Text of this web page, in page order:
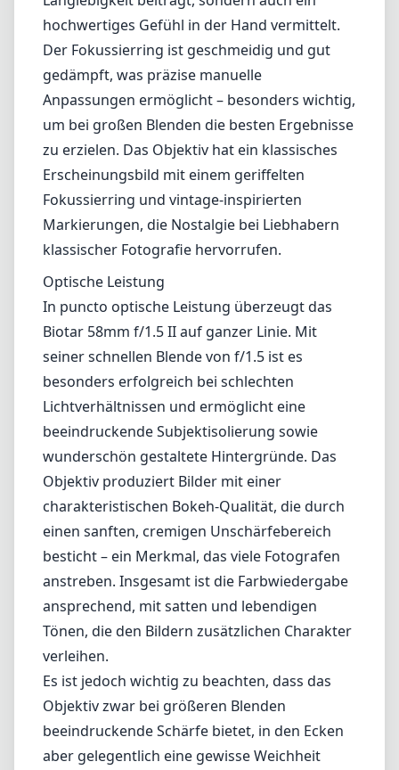
hochwertiges Gefühl in der Hand vermittelt.
Der Fokussierring ist geschmeidig und gut
gedämpft, was präzise manuelle
Anpassungen ermöglicht – besonders wichtig,
um bei großen Blenden die besten Ergebnisse
zu erzielen. Das Objektiv hat ein klassisches
Erscheinungsbild mit einem geriffelten
Fokussierring und vintage-inspirierten
Markierungen, die Nostalgie bei Liebhabern
klassischer Fotografie hervorrufen.
Optische Leistung
In puncto optische Leistung überzeugt das
Biotar 58mm f/1.5 II auf ganzer Linie. Mit
seiner schnellen Blende von f/1.5 ist es
besonders erfolgreich bei schlechten
Lichtverhältnissen und ermöglicht eine
beeindruckende Subjektisolierung sowie
wunderschön gestaltete Hintergründe. Das
Objektiv produziert Bilder mit einer
charakteristischen Bokeh-Qualität, die durch
einen sanften, cremigen Unschärfebereich
besticht – ein Merkmal, das viele Fotografen
anstreben. Insgesamt ist die Farbwiedergabe
ansprechend, mit satten und lebendigen
Tönen, die den Bildern zusätzlichen Charakter
verleihen.
Es ist jedoch wichtig zu beachten, dass das
Objektiv zwar bei größeren Blenden
beeindruckende Schärfe bietet, in den Ecken
aber gelegentlich eine gewisse Weichheit